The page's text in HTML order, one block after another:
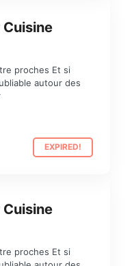
proches Et si
autour des
EXPIRED!
proches Et si